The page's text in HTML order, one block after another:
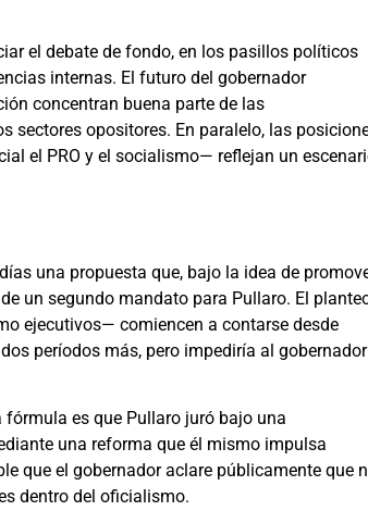
el debate de fondo, en los pasillos políticos
internas. El futuro del gobernador
concentran buena parte de las
sectores opositores. En paralelo, las
el PRO y el socialismo— reflejan un
una propuesta que, bajo la idea de
un segundo mandato para Pullaro. El
ejecutivos— comiencen a contarse desde
períodos más, pero impediría al gobernador
es que Pullaro juró bajo una
una reforma que él mismo impulsa
que el gobernador aclare públicamente que
dentro del oficialismo.